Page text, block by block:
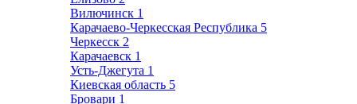
Вилючинск 1
Карачаево-Черкесская Республика 5
Черкесск 2
Карачаевск 1
Усть-Джегута 1
Киевская область 5
Бровари 1